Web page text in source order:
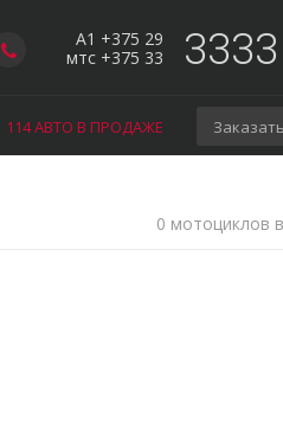
A1 +375 29
мтс +375 33
114 АВТО В ПРОДАЖЕ
0 мотоциклов